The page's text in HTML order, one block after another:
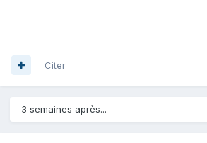
Citer
3 semaines après...